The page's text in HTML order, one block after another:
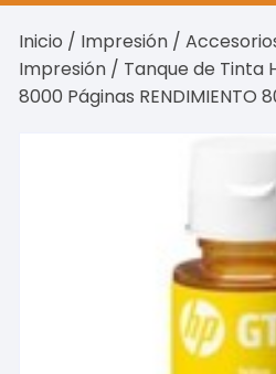
Inicio / Impresión /
Impresión / Tanque de Tinta
8000 Páginas RENDIMIENTO